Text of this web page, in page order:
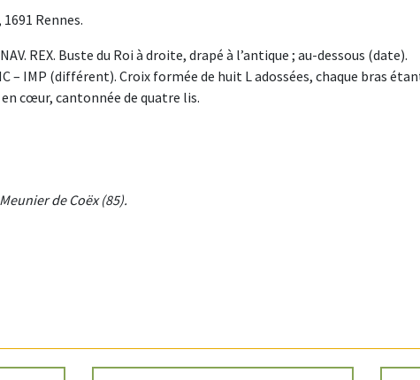
Rennes.
REX. Buste du Roi à droite, drapé à l’antique ; au-dessous (date).
– IMP (différent). Croix formée de huit L adossées, chaque bras
cœur, cantonnée de quatre lis.
de Coëx (85).